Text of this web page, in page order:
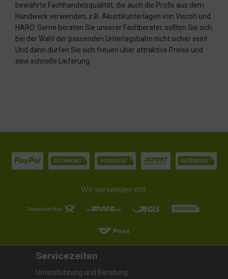
bewährte Fachhandelsqualität, die auch die Profis aus dem
Handwerk verwenden, z.B. Akustikunterlagen von Viscoh und
HARO. Gerne beraten Sie unserer Fachberater, sollten Sie sich
bei der Wahl der passenden Unterlagsbahn nicht sicher sein!
Und dann dürfen Sie sich freuen über attraktive Preise und
eine schnelle Lieferung.
Wir versenden mit:
Servicezeiten
Unterstützung und Beratung